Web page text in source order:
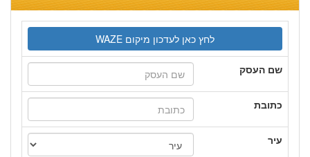
שם העסק
כתובת
עיר